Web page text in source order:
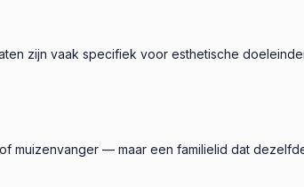
zijn vaak specifiek voor esthetische
muizenvanger — maar een familielid dat